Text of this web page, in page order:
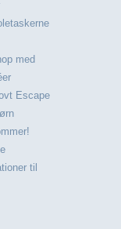
med
Escape
til